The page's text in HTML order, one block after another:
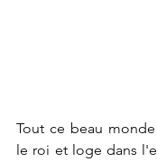
Tout ce beau
le roi et loge dans